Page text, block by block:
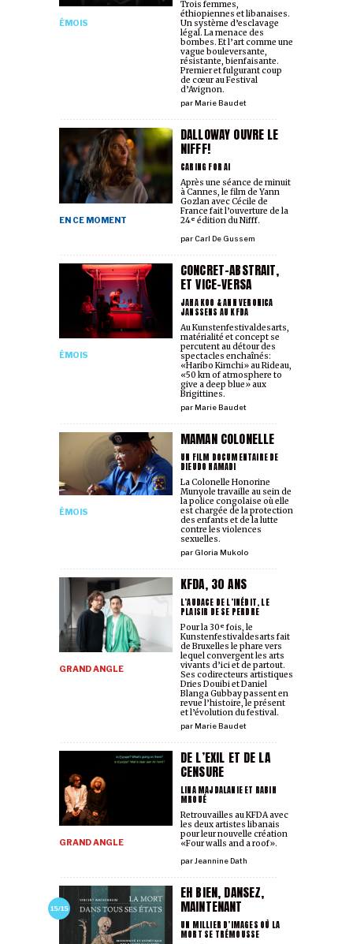
ÉMOIS
parMarie Baudet
Trois femmes,
éthiopiennes et libanaises.
Un système d’esclavage
légal. La menace des
bombes. Et l’art comme une
vague bouleversante,
résistante, bienfaisante.
Premier et fulgurant coup
de cœur au Festival
d’Avignon.
DALLOWAY OUVRE LE
NIFFF!
CARING FOR AI
EN CE MOMENT
par Carl De Gussem
Après une séance de minuit
à Cannes, le film de Yann
Gozlan avec Cécile de
France fait l’ouverture de la
24ᵉ édition du Nifff.
CONCRET-ABSTRAIT,
ET VICE-VERSA
JAHA KOO & ANN VERONICA
JANSSENS AU KFDA
ÉMOIS
parMarie Baudet
Au Kunstenfestivaldesarts,
matérialité et concept se
percutent au détour des
spectacles enchaînés:
«Haribo Kimchi» au Rideau,
«50 km of atmosphere to
give a deep blue» aux
Brigittines.
MAMAN COLONELLE
UN FILM DOCUMENTAIRE DE
DIEUDO HAMADI
ÉMOIS
par Gloria Mukolo
La Colonelle Honorine
Munyole travaille au sein de
la police congolaise où elle
est chargée de la protection
des enfants et de la lutte
contre les violences
sexuelles.
KFDA, 30 ANS
L’AUDACE DE L’INÉDIT, LE
PLAISIR DE SE PERDRE
GRAND ANGLE
parMarie Baudet
Pour la 30ᵉ fois, le
Kunstenfestivaldesarts fait
de Bruxelles le phare vers
lequel convergent les arts
vivants d’ici et de partout.
Ses codirecteurs artistiques
Dries Douibi et Daniel
Blanga Gubbay passent en
revue l’histoire, le présent
et l’évolution du festival.
DE L’EXIL ET DE LA
CENSURE
LINA MAJDALANIE ET RABIH
MROUÉ
GRAND ANGLE
parJeannine Dath
Retrouvailles au KFDA avec
les deux artistes libanais
pour leur nouvelle création
«Four walls and a roof».
15/15
EH BIEN, DANSEZ,
MAINTENANT
UN MILLIER D’IMAGES OÙ LA
MORT SE TRÉMOUSSE